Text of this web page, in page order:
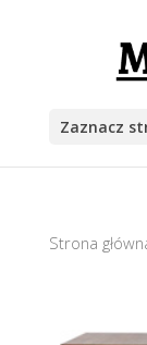
Zaznacz
Strona